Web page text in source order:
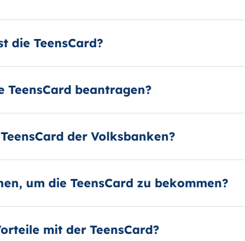
die TeensCard?
TeensCard beantragen?
der Volksbanken?
um die TeensCard zu bekommen?
mit der TeensCard?